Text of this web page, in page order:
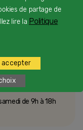
infantile rien que
collectivités
de 9h à 18h
de partage de
lire la Politique
accepter